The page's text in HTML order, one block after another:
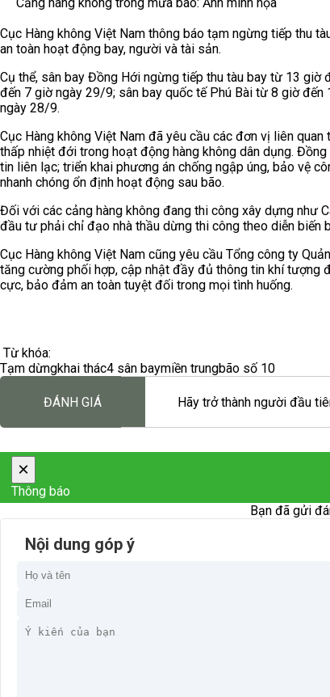
Cục Hàng không Việt Nam thông báo tạm ngừng tiếp thu
an toàn hoạt động bay, người và tài sản.
Cụ thể, sân bay Đồng Hới ngừng tiếp thu tàu bay từ 13
đến 7 giờ ngày 29/9; sân bay quốc tế Phú Bài từ 8 giờ
ngày 28/9.
Cục Hàng không Việt Nam đã yêu cầu các đơn vị liên
thấp nhiệt đới trong hoạt động hàng không dân dụng.
tin liên lạc; triển khai phương án chống ngập úng, bảo vệ
nhanh chóng ổn định hoạt động sau bão.
Đối với các cảng hàng không đang thi công xây dựng như
đầu tư phải chỉ đạo nhà thầu dừng thi công theo diễn biến
Cục Hàng không Việt Nam cũng yêu cầu Tổng công ty
tăng cường phối hợp, cập nhật đầy đủ thông tin khí tượng
cực, bảo đảm an toàn tuyệt đối trong mọi tình huống.
Từ khóa:
Tạm dừngkhai thác4 sân baymiền trungbão số 10
ĐÁNH GIÁ Hãy trở thành người đầu
×
Thông báo
Bạn đã gửi
Nội dung góp ý